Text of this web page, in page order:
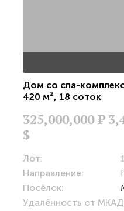
Дом со спа-
420 м², 18 соток
325,000,000Р
$
Лот:
Направление:
Посёлок:
Удалённость от